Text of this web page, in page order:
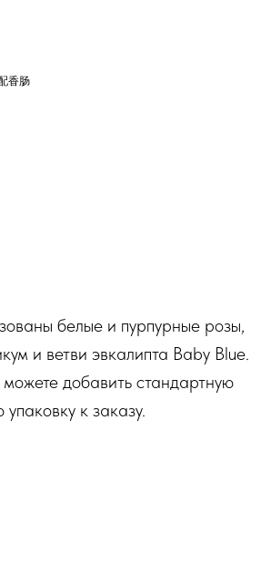
香肠
белые и пурпурные розы,
и ветви эвкалипта Baby Blue.
добавить стандартную
к заказу.